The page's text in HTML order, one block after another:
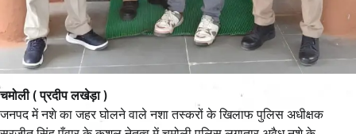
चमोली ( प्रदीप लखेड़ा )
जनपद में नशे का जहर घोलने वाले नशा तस्करों के खिलाफ पुलिस अधीक्षक